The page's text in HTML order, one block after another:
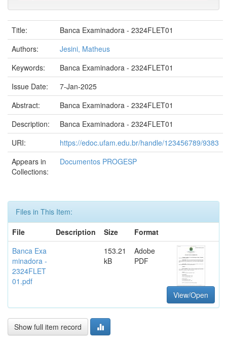
Title:
Banca Examinadora - 2324FLET01
Authors:
Jesini, Matheus
Keywords:
Banca Examinadora - 2324FLET01
Issue Date:
7-Jan-2025
Abstract:
Banca Examinadora - 2324FLET01
Description:
Banca Examinadora - 2324FLET01
URI:
https://edoc.ufam.edu.br/handle/123456789/9383
Appears in
Collections:
Documentos PROGESP
Files in This Item:
File
Description Size
Format
Banca Exa
minadora -
2324FLET
01.pdf
153.21
kB
Adobe
PDF
View/Open
Show full item record